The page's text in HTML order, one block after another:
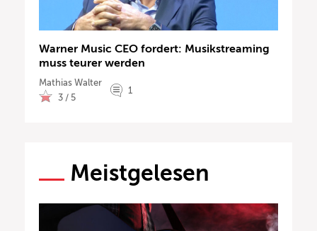
Warner Music CEO fordert: Musikstreaming
muss teurer werden
Mathias Walter
3 / 5
1
Meistgelesen